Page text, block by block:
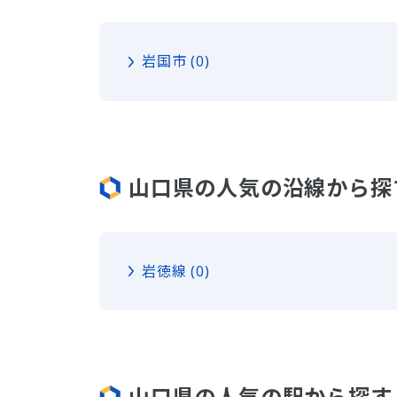
岩国市 (0)
山口県の人気の沿線から
岩徳線 (0)